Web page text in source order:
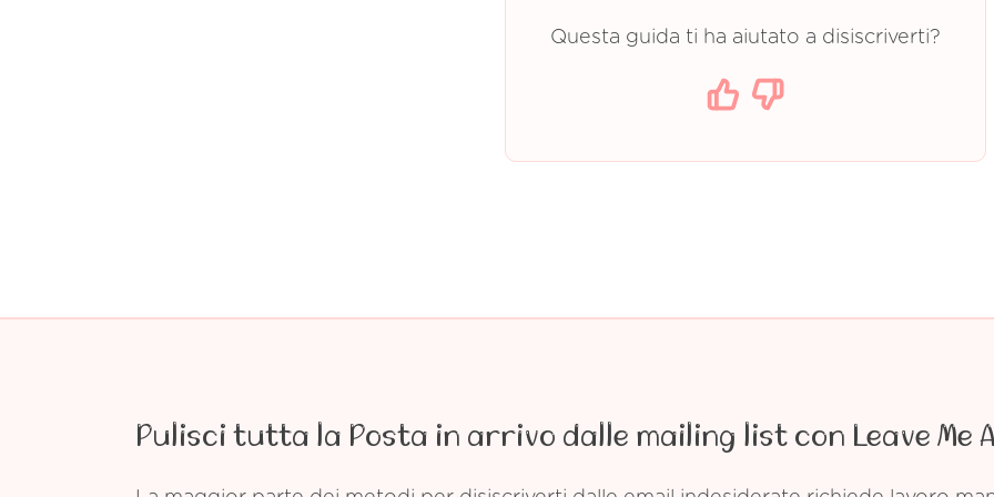
Questa guida ti ha aiutato a disiscriverti?
Pulisci tutta la Posta in arrivo dalle mailing list con Leave Me